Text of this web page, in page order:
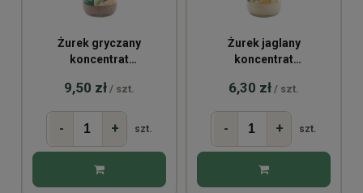
Żurek gryczany
koncentrat
9,50 zł / szt.
- + szt.
Żurek jaglany
koncentrat
6,30 zł / szt.
- + szt.